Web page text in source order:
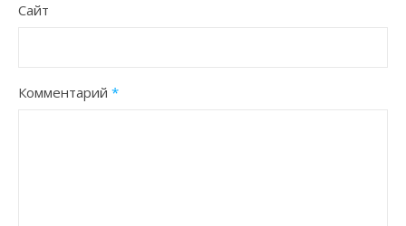
Сайт
Комментарий *